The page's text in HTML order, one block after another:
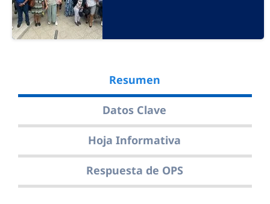
Resumen
Datos Clave
Hoja Informativa
Respuesta de OPS